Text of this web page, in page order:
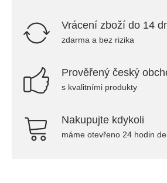
Vrácení zboží do 14
zdarma a bez rizika
Prověřený český
s kvalitními produkty
Nakupujte kdykoli
máme otevřeno 24 hodin